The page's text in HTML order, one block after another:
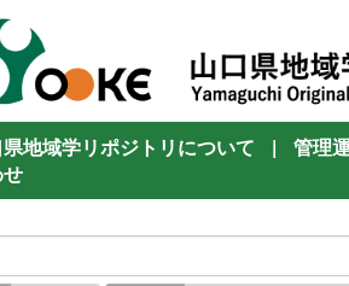
地域学リポジトリについて |
管理